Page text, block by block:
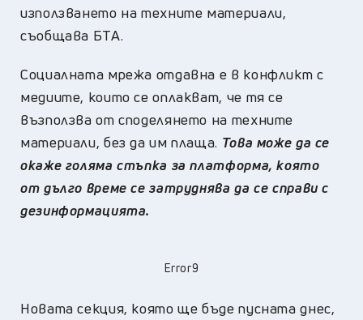
използването на техните материали,
съобщава БТА.
Социалната мрежа отдавна е в конфликт с
медиите, които се оплакват, че тя се
възползва от споделянето на техните
материали, без да им плаща. Това може да се
окаже голяма стъпка за платформа, която
от дълго време се затруднява да се справи с
дезинформацията.
Error9
Новата секция, която ще бъде пусната днес,